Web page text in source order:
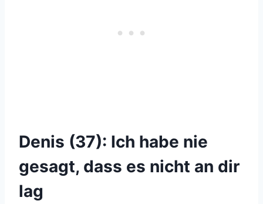
Denis (37): Ich habe nie
gesagt, dass es nicht an dir
lag